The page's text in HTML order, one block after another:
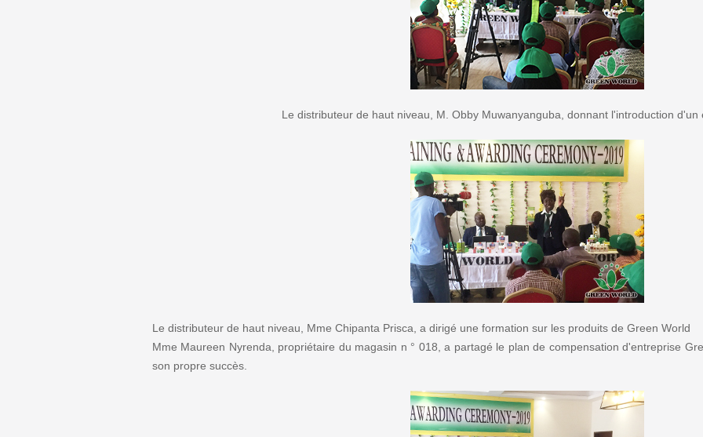
Le distributeur de haut niveau, M. Obby Muwanyanguba, donnant l'introduction d'un
Le distributeur de haut niveau, Mme Chipanta Prisca, a dirigé une formation sur les produits de Green World
Mme Maureen Nyrenda, propriétaire du magasin n ° 018, a partagé le plan de compensation d'entreprise
son propre succès.